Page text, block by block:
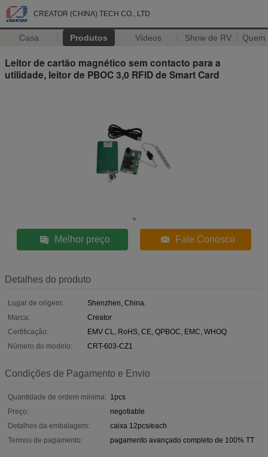
CREATOR (CHINA) TECH CO., LTD
Casa Produtos Vídeos Show de RV Quem
Leitor de cartão magnético sem contacto para a
utilidade, leitor de PBOC 3,0 RFID de Smart Card
Melhor preço Fale Conosco
Detalhes do produto
Lugar de origem:
Shenzhen, China.
Marca:
Creator
Certificação:
EMV CL, RoHS, CE, QPBOC, EMC, WHOQ
Número do modelo:
CRT-603-CZ1
Condições de Pagamento e Envio
Quantidade de ordem mínima: 1pcs
Preço:
negotiable
Detalhes da embalagem:
caixa 12pcs/each
Termos de pagamento:
pagamento avançado completo de 100% TT